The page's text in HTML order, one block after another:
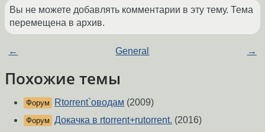
Вы не можете добавлять комментарии в эту тему. Тема
перемещена в архив.
← General →
Похожие темы
Форум Rtorrent`оводам (2009)
Форум Докачка в rtorrent+rutorrent. (2016)